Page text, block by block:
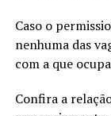
Caso o
nenhuma das
com a que
Confira a